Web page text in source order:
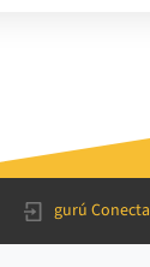
gurú Conecta